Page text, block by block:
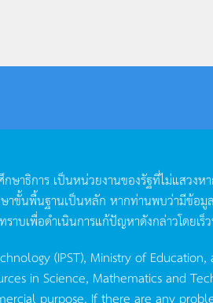
กษาธิการ เป็นหน่วยงานของรัฐที่ไม่แสวงหา
าขั้นพื้นฐานเป็นหลัก หากท่านพบว่ามีข้อมู
ราบเพื่อดำเนินการแก้ปัญหาดังกล่าวโดยเร็
(IPST), Ministry of
in Science, Mathematics and
purpose. If there are any